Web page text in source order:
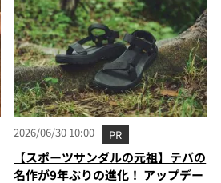
2026/06/30 10:00 PR
【スポーツサンダルの元祖】テバの
名作が9年ぶりの進化！ アップデー